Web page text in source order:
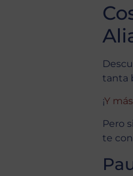
tanta
¡Y
Pero
te